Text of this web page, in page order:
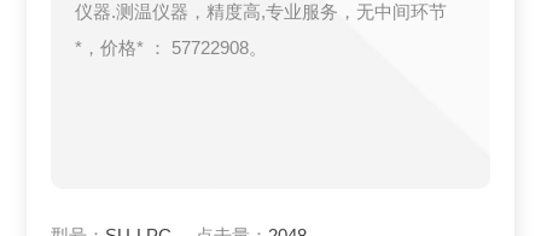
仪器.测温仪器，精度高,专业服务，无中间环节
*，价格* ： 57722908。